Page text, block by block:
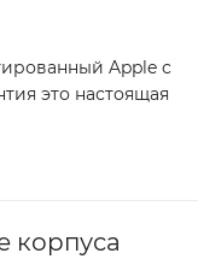
Apple с
это настоящая
корпуса